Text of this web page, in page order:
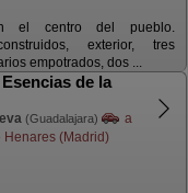
el centro del pueblo.
exterior, tres
empotrados, dos ...
de la
(Guadalajara)
a
(Madrid)